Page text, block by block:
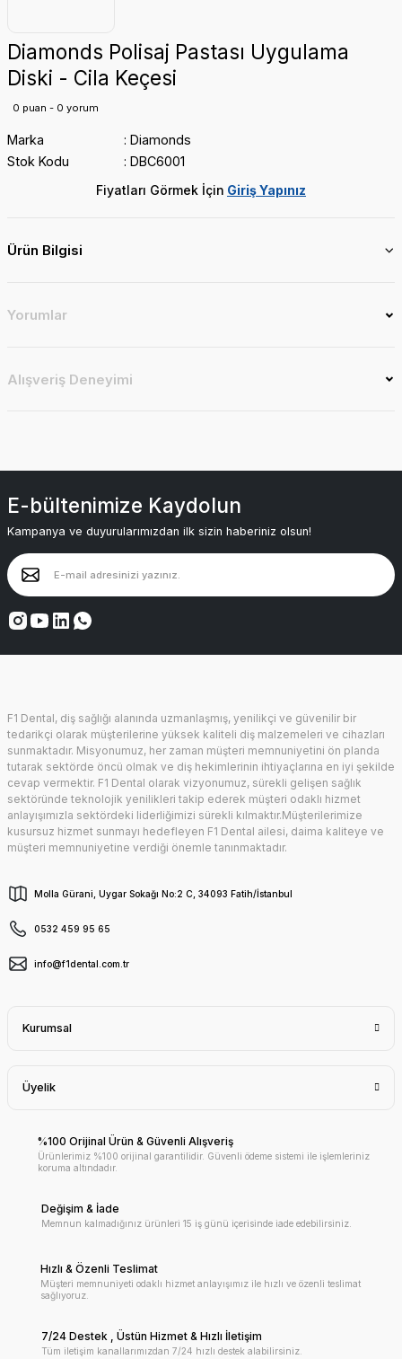
Diamonds Polisaj Pastası Uygulama
Diski - Cila Keçesi
0 puan - 0 yorum
Marka
Diamonds
Stok Kodu
DBC6001
Fiyatları Görmek İçin Giriş Yapınız
Ürün Bilgisi
Yorumlar
Alışveriş Deneyimi
E-bültenimize Kaydolun
Kampanya ve duyurularımızdan ilk sizin haberiniz olsun!
F1 Dental, diş sağlığı alanında uzmanlaşmış, yenilikçi ve güvenilir bir
tedarikçi olarak müşterilerine yüksek kaliteli diş malzemeleri ve cihazları
sunmaktadır. Misyonumuz, her zaman müşteri memnuniyetini ön planda
tutarak sektörde öncü olmak ve diş hekimlerinin ihtiyaçlarına en iyi şekilde
cevap vermektir. F1 Dental olarak vizyonumuz, sürekli gelişen sağlık
sektöründe teknolojik yenilikleri takip ederek müşteri odaklı hizmet
anlayışımızla sektördeki liderliğimizi sürekli kılmaktır.Müşterilerimize
kusursuz hizmet sunmayı hedefleyen F1 Dental ailesi, daima kaliteye ve
müşteri memnuniyetine verdiği önemle tanınmaktadır.
Molla Gürani, Uygar Sokağı No:2 C, 34093 Fatih/İstanbul
0532 459 95 65
info@f1dental.com.tr
Kurumsal
Üyelik
%100 Orijinal Ürün & Güvenli Alışveriş
Ürünlerimiz %100 orijinal garantilidir. Güvenli ödeme sistemi ile işlemleriniz
koruma altındadır.
Değişim & İade
Memnun kalmadığınız ürünleri 15 iş günü içerisinde iade edebilirsiniz.
Hızlı & Özenli Teslimat
Müşteri memnuniyeti odaklı hizmet anlayışımız ile hızlı ve özenli teslimat
sağlıyoruz.
7/24 Destek , Üstün Hizmet & Hızlı İletişim
Tüm iletişim kanallarımızdan 7/24 hızlı destek alabilirsiniz.